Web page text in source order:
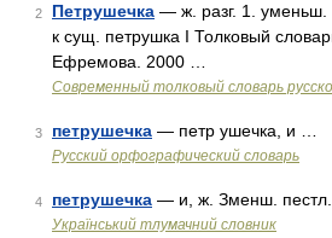
2 Петрушечка — ж. разг. 1. уменьш.
к сущ. петрушка I Толковый
Ефремова. 2000 …
Современный толковый словарь
3 петрушечка — петр ушечка, и …
Русский орфографический словарь
4 петрушечка — и, ж. Зменш. пестл.
Український тлумачний словник